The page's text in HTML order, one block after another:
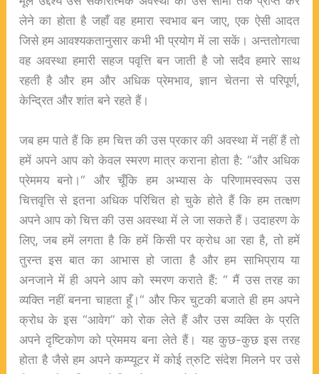
लेने का होता है जहाँ वह हमारा स्वभाव बन जाए, एक ऐसी आदत
जिसे हम आवश्यकतानुसार कभी भी प्रयोग में ला सकें। अन्ततोगत्वा
वह अवस्था हमारी सहज पवृत्ति बन जाती है जो सदैव हमारे साथ
रहती है और हम और अधिक प्रेमभाव, ज्ञान चेतना से परिपूर्ण,
केन्द्रित और शांत बने रहते हैं।
जब हम पाते हैं कि हम चित्त की उस प्रकार की अवस्था में नहीं हैं तो
हमें अपने आप को केवल स्मरण मात्र कराना होता है: “और अधिक
प्रेममय बनो।“ और चूँकि हम अभ्यास के परिणामस्वरूप उस
चित्तवृत्ति से इतना अधिक परिचित हो चुके होते हैं कि हम तत्क्षण
अपने आप को चित्त की उस अवस्था में ले जा सकते हैं। उदाहरण के
लिए, जब हमें लगता है कि हमें किसी पर क्रोध आ रहा है, तो हमें
तुरन्त इस बात का आभास हो जाता है और हम साभिप्राय या
अनजाने में ही अपने आप को स्मरण कराते हैं: “ मैं उस तरह का
व्यक्ति नहीं बनना चाहता हूँ।“ और फिर चुटकी बजाते ही हम अपने
क्रोध के इस “आवेग” को रोक लेते हैं और उस व्यक्ति के प्रति
अपने दृष्टिकोण को प्रेममय बना लेते हैं। यह कुछ-कुछ इस तरह
होता है जैसे हम अपने कम्प्यूटर में कोई त्रुटि संदेश मिलने पर उसे